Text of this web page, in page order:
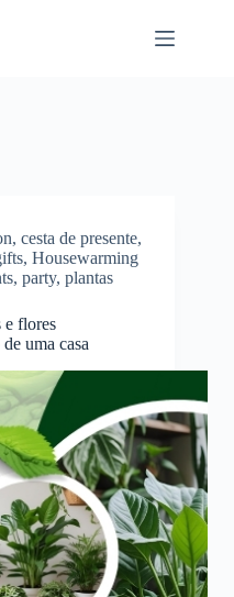
, cesta de presente,
, Housewarming
, party, plantas
e flores
uma casa